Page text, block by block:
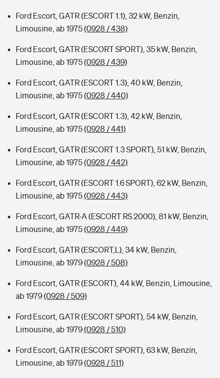
Ford Escort, GATR (ESCORT 1.1), 32 kW, Benzin,
Limousine, ab 1975(0928 / 438)
Ford Escort, GATR (ESCORT SPORT), 35 kW, Benzin,
Limousine, ab 1975(0928 / 439)
Ford Escort, GATR (ESCORT 1.3), 40 kW, Benzin,
Limousine, ab 1975(0928 / 440)
Ford Escort, GATR (ESCORT 1.3), 42 kW, Benzin,
Limousine, ab 1975(0928 / 441)
Ford Escort, GATR (ESCORT 1.3 SPORT), 51 kW, Benzin,
Limousine, ab 1975(0928 / 442)
Ford Escort, GATR (ESCORT 1.6 SPORT), 62 kW, Benzin,
Limousine, ab 1975(0928 / 443)
Ford Escort, GATR-A (ESCORT RS 2000), 81 kW, Benzin,
Limousine, ab 1975(0928 / 449)
Ford Escort, GATR (ESCORT,L), 34 kW, Benzin,
Limousine, ab 1979(0928 / 508)
Ford Escort, GATR (ESCORT), 44 kW, Benzin, Limousine,
ab 1979(0928 / 509)
Ford Escort, GATR (ESCORT SPORT), 54 kW, Benzin,
Limousine, ab 1979(0928 / 510)
Ford Escort, GATR (ESCORT SPORT), 63 kW, Benzin,
Limousine, ab 1979(0928 / 511)